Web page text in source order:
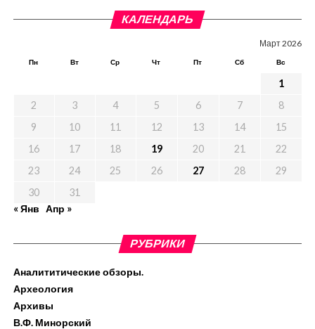
КАЛЕНДАРЬ
Март 2026
Пн Вт Ср Чт Пт Сб Вс
1
2
3 4 5 6 7
8
9
10 11 12 13 14
15
16
17 18 19 20 21
22
23
24 25 26 27 28
29
30
31
« Янв Апр »
РУБРИКИ
Аналититические обзоры.
Археология
Архивы
В.Ф. Минорский